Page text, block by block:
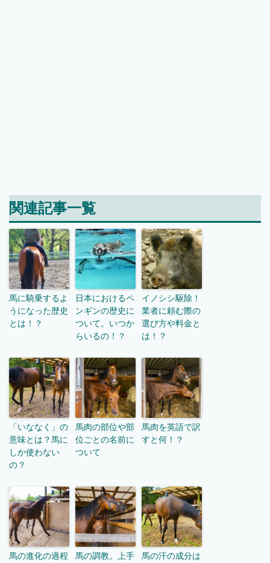
関連記事一覧
馬に騎乗するよ
うになった歴史
とは！？
日本におけるペ
ンギンの歴史に
ついて。いつか
らいるの！？
イノシシ駆除！
業者に頼む際の
選び方や料金と
は！？
「いななく」の
意味とは？馬に
しか使わない
の？
馬肉の部位や部
位ごとの名前に
ついて
馬肉を英語で訳
すと何！？
馬の進化の過程
馬の調教。上手
馬の汗の成分は